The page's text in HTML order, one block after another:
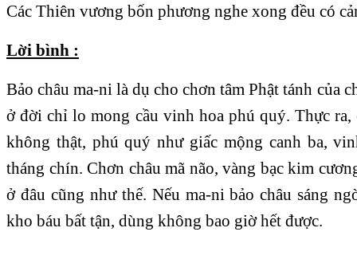
Các Thiên vương bốn phương nghe xong đều có
Lời bình :
Bảo châu ma-ni là dụ cho chơn tâm Phật tánh của
ở đời chỉ lo mong cầu vinh hoa phú quý. Thực ra,
không thật, phú quý như giấc mộng canh ba,
tháng chín. Chơn châu mã não, vàng bạc kim
ở đâu cũng như thế. Nếu ma-ni bảo châu sáng
kho báu bất tận, dùng không bao giờ hết được.